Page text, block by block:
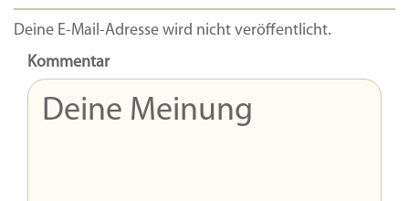
Deine E-Mail-Adresse wird nicht veröffentlicht.
Kommentar